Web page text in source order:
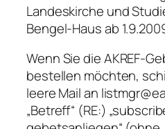
Landeskirche und
Bengel-Haus ab
Wenn Sie die AKREF-
bestellen möchten,
leere Mail an
„Betreff“ (RE:)